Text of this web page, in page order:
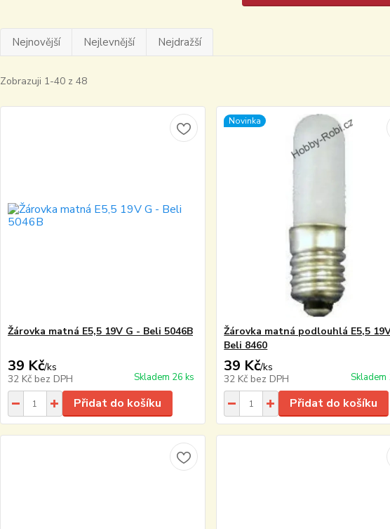
Nejnovější Nejlevnější Nejdražší
Zobrazuji 1-40 z 48
Žárovka matná E5,5 19V G - Beli 5046B
39 Kč/ks
32 Kč bez DPH Skladem 26 ks
Přidat do košíku
Novinka
Žárovka matná podlouhlá E5,5
Beli 8460
39 Kč/ks
32 Kč bez DPH Skladem
Přidat do košíku